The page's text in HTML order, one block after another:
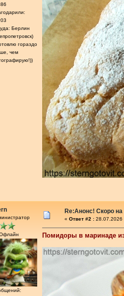
Берлин
гораздо
чем
Re:Анонс! Скоро
« Ответ #2 : 28.07.2026
Помидоры в маринаде